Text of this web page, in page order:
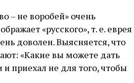
– не воробей» очень
«русского», т. е. еврея
доволен. Выясняется, что
«Какие вы можете дать
и приехал не для того, чтобы